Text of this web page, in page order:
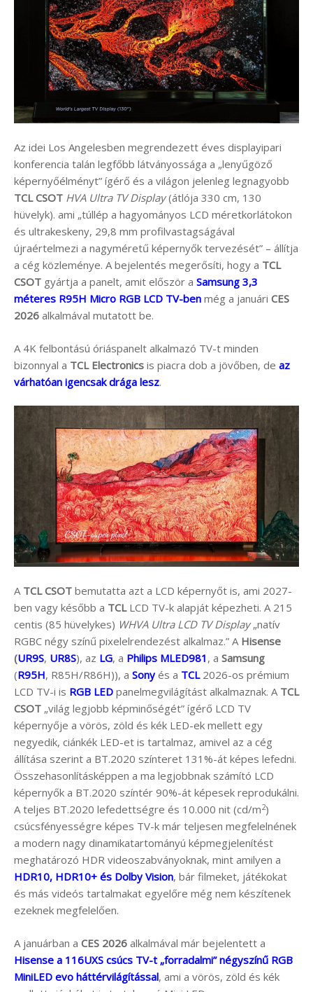
Az idei Los Angelesben megrendezett éves displayipari
konferencia talán legfőbb látványossága a „lenyűgöző
képernyőélményt” ígérő és a világon jelenleg legnagyobb
TCL CSOT HVA Ultra TV Display(átlója 330 cm, 130
hüvelyk). ami „túllép a hagyományos LCD méretkorlátokon
és ultrakeskeny, 29,8 mm profilvastagságával
újraértelmezi a nagyméretű képernyők tervezését” – állítja
a cég közleménye. A bejelentés megerősíti, hogy a TCL
CSOT gyártja a panelt, amit először a Samsung 3,3
méteres R95H Micro RGB LCD TV-ben még a januári CES
2026 alkalmával mutatott be.
A 4K felbontású óriáspanelt alkalmazó TV-t minden
bizonnyal a TCL Electronics is piacra dob a jövőben, de az
várhatóan igencsak drága lesz.
A TCL CSOT bemutatta azt a LCD képernyőt is, ami 2027-
ben vagy később a TCLLCD TV-k alapját képezheti. A 215
centis (85 hüvelykes) WHVA Ultra LCD TV Display„natív
RGBC négy színű pixelelrendezést alkalmaz.” A Hisense
(UR9S, UR8S), az LG, a Philips MLED981 , a Samsung
(R95H, R85H/R86H)), a Sonyés a TCL 2026-os prémium
LCD TV-i is RGB LED panelmegvilágítást alkalmaznak. A TCL
CSOT „világ legjobb képminőségét” ígérő LCD TV
képernyője a vörös, zöld és kék LED-ek mellett egy
negyedik, ciánkék LED-et is tartalmaz, amivel az a cég
állítása szerint a BT.2020 színteret 131%-át képes lefedni.
Összehasonlításképpen a ma legjobbnak számító LCD
képernyők a BT.2020 színtér 90%-át képesek reprodukálni.
A teljes BT.2020 lefedettségre és 10.000 nit (cd/m2)
csúcsfényességre képes TV-k már teljesen megfelelnének
a modern nagy dinamikatartományú képmegjelenítést
meghatározó HDR videoszabványoknak, mint amilyen a
HDR10, HDR10+ és Dolby Vision, bár filmeket, játékokat
és más videós tartalmakat egyelőre még nem készítenek
ezeknek megfelelően.
A januárban a CES 2026 alkalmával már bejelentett a
Hisense a 116UXS csúcs TV-t „forradalmi” négyszínű RGB
MiniLED evo háttérvilágítással, ami a vörös, zöld és kék